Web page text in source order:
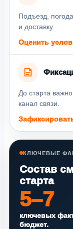
Подъезд,
и доставку.
Оценить
До старта
канал связи.
КЛЮЧЕВЫЕ
Состав
старта
5–7
ключевых
бюджет.